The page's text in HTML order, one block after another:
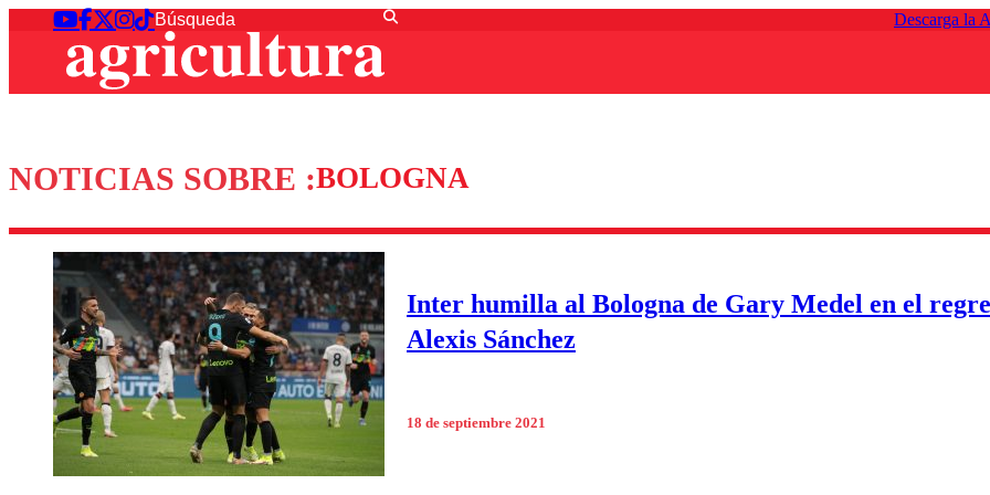
Descarga la
NOTICIAS SOBRE :BOLOGNA
Inter humilla al Bologna de Gary Medel en el
Alexis Sánchez
18 de septiembre 2021